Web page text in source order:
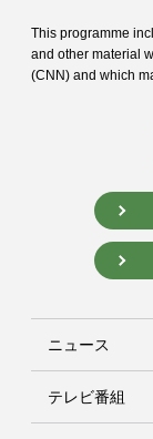
This programme
and other material
(CNN) and which
ニュース
テレビ番組